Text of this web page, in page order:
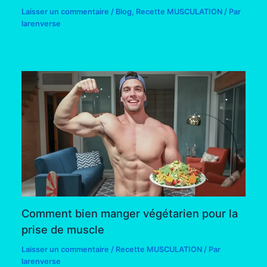
Laisser un commentaire / Blog, Recette MUSCULATION / Par
larenverse
Comment bien manger végétarien pour la
prise de muscle
Laisser un commentaire / Recette MUSCULATION / Par
larenverse